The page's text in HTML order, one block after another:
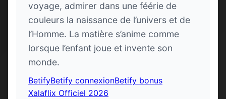
voyage, admirer dans une féérie de
couleurs la naissance de l’univers et de
l’Homme. La matière s’anime comme
lorsque l’enfant joue et invente son
monde.
BetifyBetify connexionBetify bonus
Xalaflix Officiel 2026